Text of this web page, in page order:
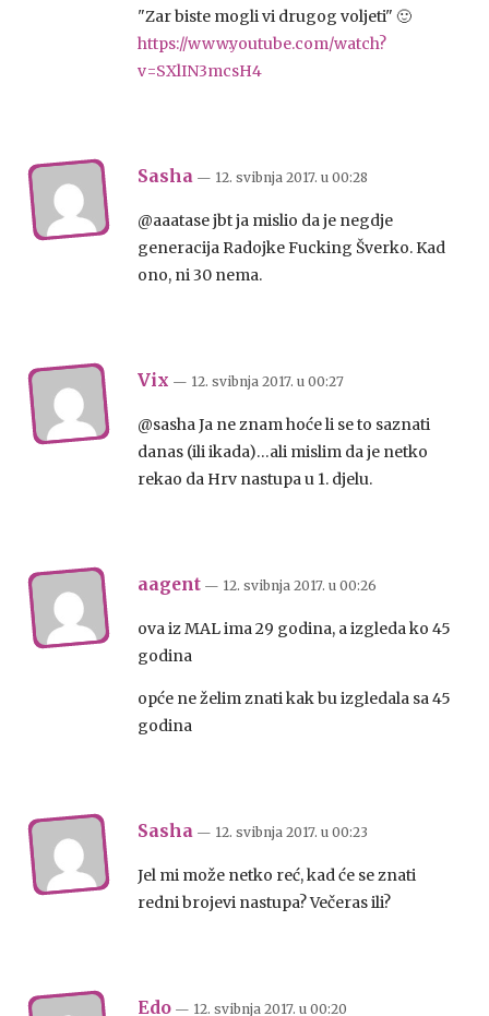
"Zar biste mogli vi drugog voljeti" 🙂
https://www.youtube.com/watch?
v=SXlIN3mcsH4
Sasha — 12. svibnja 2017. u 00:28
@aaatase jbt ja mislio da je negdje
generacija Radojke Fucking Šverko. Kad
ono, ni 30 nema.
Vix — 12. svibnja 2017. u 00:27
@sasha Ja ne znam hoće li se to saznati
danas (ili ikada)…ali mislim da je netko
rekao da Hrv nastupa u 1. djelu.
aagent — 12. svibnja 2017. u 00:26
ova iz MAL ima 29 godina, a izgleda ko 45
godina
opće ne želim znati kak bu izgledala sa 45
godina
Sasha — 12. svibnja 2017. u 00:23
Jel mi može netko reć, kad će se znati
redni brojevi nastupa? Večeras ili?
Edo — 12. svibnja 2017. u 00:20